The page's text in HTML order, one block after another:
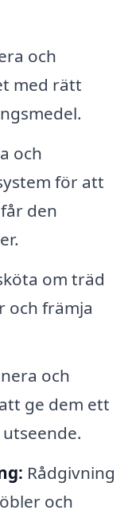
och
med rätt
och
för att
den
om träd
och främja
och
ge dem ett
Rådgivning
och